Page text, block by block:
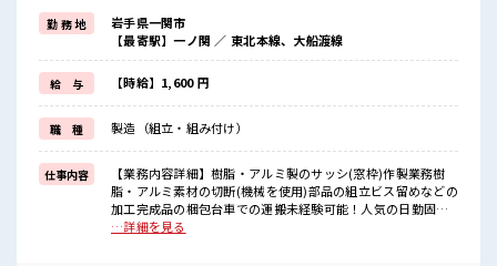
残業は月20時間以上あります♪
≪土日祝休のお仕事≫
家族や友人と一緒にプライベート満喫！
≪髪型自由≫
基本的に髪色自由で明るすぎたり奇抜でなければOKです！
(規定有)≪動きやすい制服アリ≫
制服があるので、
毎日の服装の悩み解消♪
≪様々なお仕事をご提案≫
一人で悩まず気軽に相談できる、
派遣のお仕事です！
■職場の雰囲気
勤 務 地
岩手県一関市
【最寄駅】一ノ関 ／ 東北本線、大船渡線
給 与 【時給】1,600 円
職 種 製造（組立・組み付け）
仕事内容
【業務内容詳細】樹脂・アルミ製のサッシ(窓枠)作製業務樹
脂・アルミ素材の切断(機械を使用)部品の組立ビス留めなどの
加工完成品の梱包台車での運搬未経験可能！人気の日勤固定
の土日祝休み！【取扱製品情報】樹脂・アルミ製のサッシ(窓
…詳細を見る